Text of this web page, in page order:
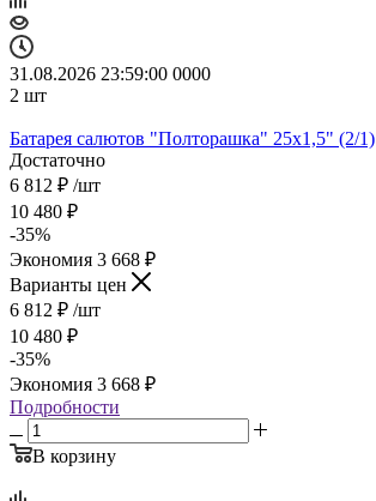
31.08.2026 23:59:00 0000
2 шт
Батарея салютов "Полторашка" 25x1,5" (2/1)
Достаточно
6 812 ₽ /шт
10 480 ₽
-35%
Экономия 3 668 ₽
Варианты цен
6 812 ₽ /шт
10 480 ₽
-35%
Экономия 3 668 ₽
Подробности
В корзину